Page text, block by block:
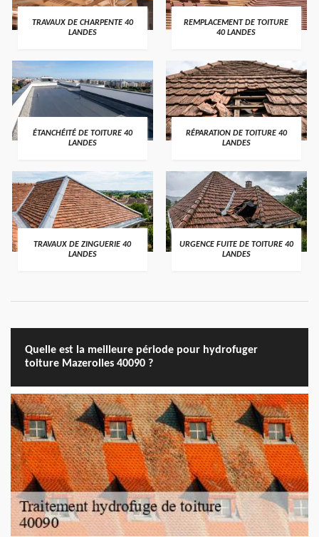
TRAVAUX DE CHARPENTE 40
LANDES
REMPLACEMENT DE TOITURE
40 LANDES
ÉTANCHÉITÉ DE TOITURE 40
LANDES
RÉPARATION DE TOITURE 40
LANDES
TRAVAUX DE ZINGUERIE 40
LANDES
URGENCE FUITE DE TOITURE 40
LANDES
Quelle est la meilleure période pour hydrofuger
toiture Mazerolles 40090 ?